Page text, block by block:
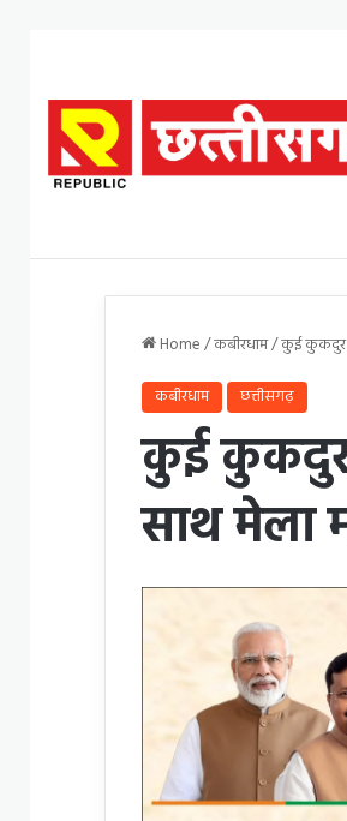
Home/कबीरधाम/कुई कुकदुर
कबीरधाम छत्तीसगढ़
कुई कुकदुर
साथ मेला